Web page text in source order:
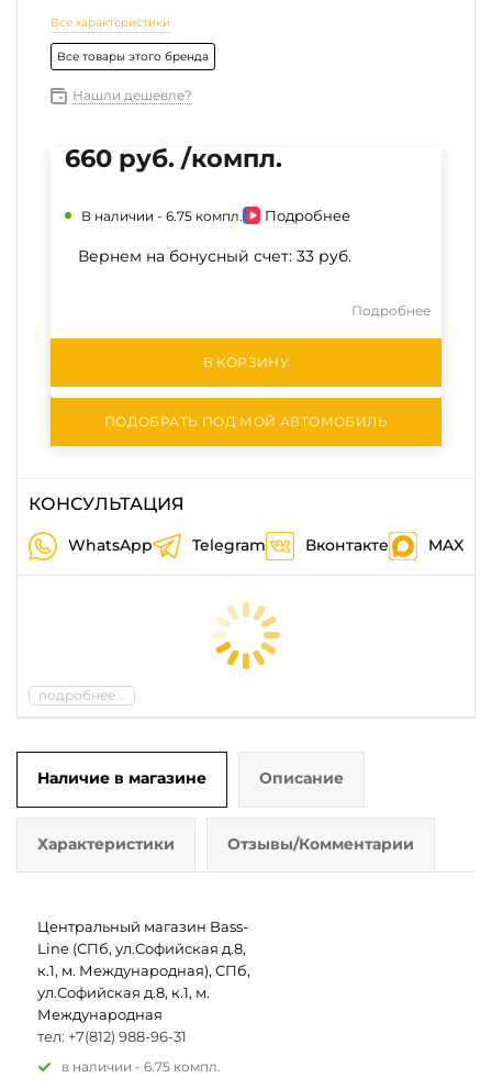
Все характеристики
Все товары этого бренда
Нашли дешевле?
660 руб. /компл.
В наличии - 6.75 компл. Подробнее
Вернем на бонусный счет: 33 руб.
Подробнее
В КОРЗИНУ
ПОДОБРАТЬ ПОД МОЙ АВТОМОБИЛЬ
КОНСУЛЬТАЦИЯ
WhatsApp Telegram Вконтакте MAX
подробнее...
Наличие в магазине Описание
Характеристики Отзывы/Комментарии
Центральный магазин Bass-
Line (СПб, ул.Софийская д.8,
к.1, м. Международная), СПб,
ул.Софийская д.8, к.1, м.
Международная
тел: +7(812) 988-96-31
В наличии - 6.75 компл.